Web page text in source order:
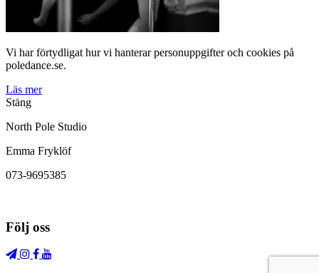
Vi har förtydligat hur vi hanterar personuppgifter och cookies på
poledance.se.
Läs mer
Stäng
North Pole Studio
Emma Fryklöf
073-9695385
Följ oss